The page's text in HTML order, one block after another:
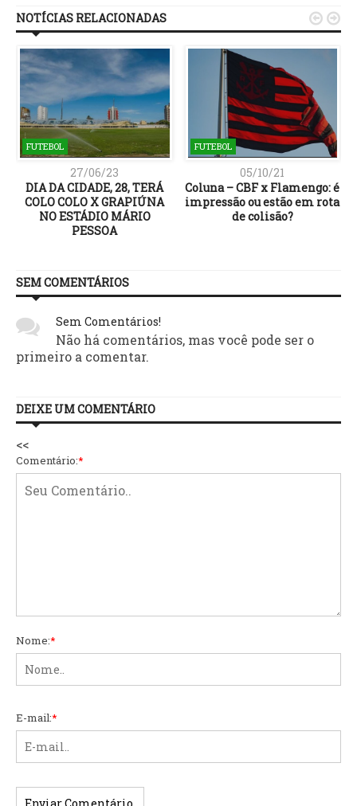
NOTÍCIAS RELACIONADAS
FUTEBOL
27/06/23
DIA DA CIDADE, 28, TERÁ
COLO COLO X GRAPIÚNA
NO ESTÁDIO MÁRIO
PESSOA
FUTEBOL
05/10/21
Coluna – CBF x Flamengo: é
impressão ou estão em rota
de colisão?
 
SEM COMENTÁRIOS
Sem Comentários!
Não há comentários, mas você pode ser o
primeiro a comentar.
DEIXE UM COMENTÁRIO
<<
Comentário:*
Nome:*
E-mail:*